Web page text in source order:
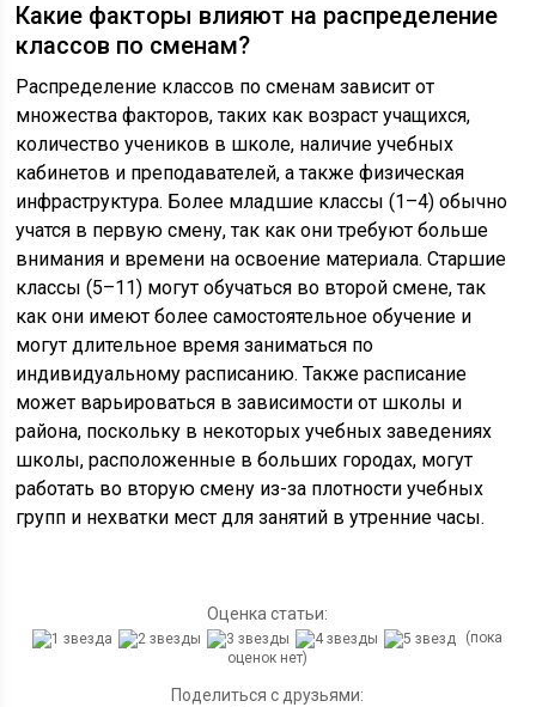
Какие факторы влияют на распределение
классов по сменам?
Распределение классов по сменам зависит от
множества факторов, таких как возраст учащихся,
количество учеников в школе, наличие учебных
кабинетов и преподавателей, а также физическая
инфраструктура. Более младшие классы (1–4) обычно
учатся в первую смену, так как они требуют больше
внимания и времени на освоение материала. Старшие
классы (5–11) могут обучаться во второй смене, так
как они имеют более самостоятельное обучение и
могут длительное время заниматься по
индивидуальному расписанию. Также расписание
может варьироваться в зависимости от школы и
района, поскольку в некоторых учебных заведениях
школы, расположенные в больших городах, могут
работать во вторую смену из-за плотности учебных
групп и нехватки мест для занятий в утренние часы.
Оценка статьи:
(пока
оценок нет)
Поделиться с друзьями: